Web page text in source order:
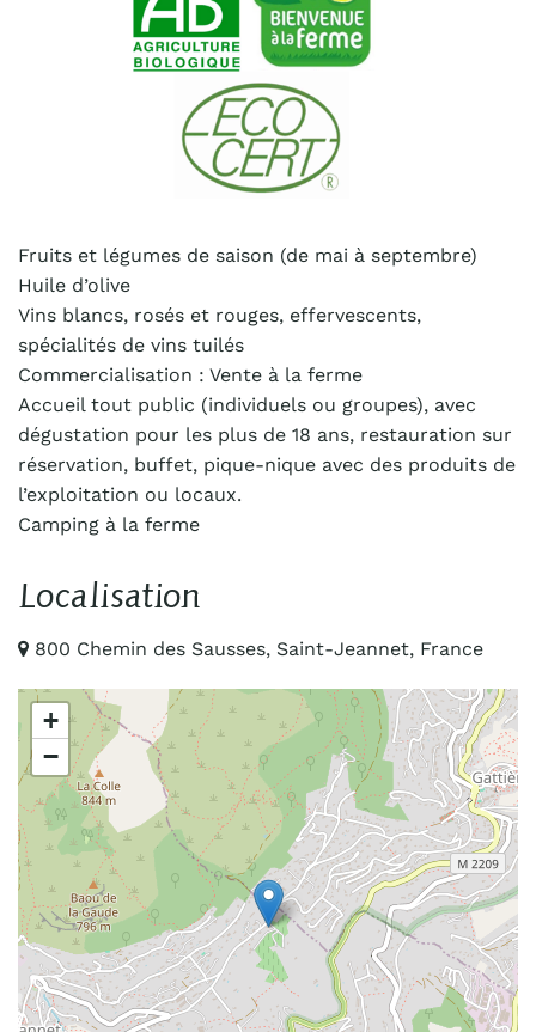
Fruits et légumes de saison (de mai à septembre)
Huile d’olive
Vins blancs, rosés et rouges, effervescents,
spécialités de vins tuilés
Commercialisation : Vente à la ferme
Accueil tout public (individuels ou groupes), avec
dégustation pour les plus de 18 ans, restauration sur
réservation, buffet, pique-nique avec des produits de
l’exploitation ou locaux.
Camping à la ferme
Localisation
800 Chemin des Sausses, Saint-Jeannet, France
+
−